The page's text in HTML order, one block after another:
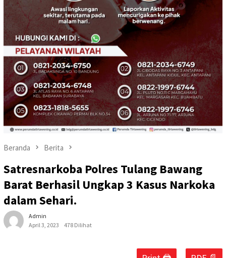
Beranda Berita
Satresnarkoba Polres Tulang Bawang
Barat Berhasil Ungkap 3 Kasus Narkoka
dalam Sehari.
Admin
April 3, 2023
478 Dilihat